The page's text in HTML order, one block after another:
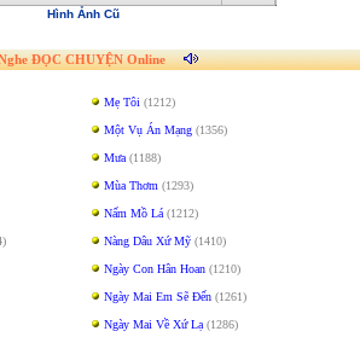
Hình Ảnh Cũ
ĐỌC CHUYỆN Online
Mẹ Tôi (1212)
Một Vụ Án Mạng (1356)
Mưa (1188)
Mùa Thơm (1293)
Nấm Mồ Lá (1212)
Nàng Dâu Xứ Mỹ (1410)
Ngày Con Hân Hoan (1210)
Ngày Mai Em Sẽ Ðến (1261)
Ngày Mai Về Xứ Lạ (1286)